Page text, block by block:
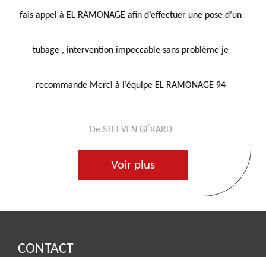
Voir plus
CONTACT